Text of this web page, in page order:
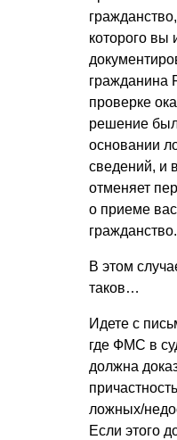
которого вы
гражданина
проверке
решение
основании
сведений, и
отменяет
о приеме
гражданство.
В этом
таков…
Идете с
где ФМС в
должна
ложных/
Если этого